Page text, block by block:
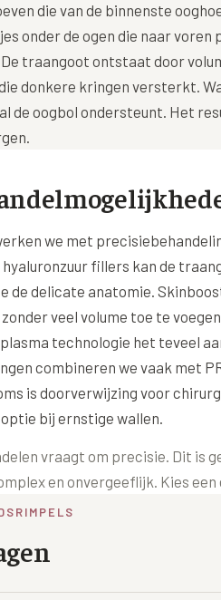
die van de binnenste
onder de ogen die naar voren
traangoot ontstaat door
donkere kringen versterkt.
de oogbol ondersteunt. Het
we met
fillers kan de
de delicate anatomie.
veel volume toe te
technologie het teveel
combineren we vaak met
is doorverwijzing voor
bij ernstige wallen.
vraagt om precisie. Dit is
en onvergeeflijk. Kies